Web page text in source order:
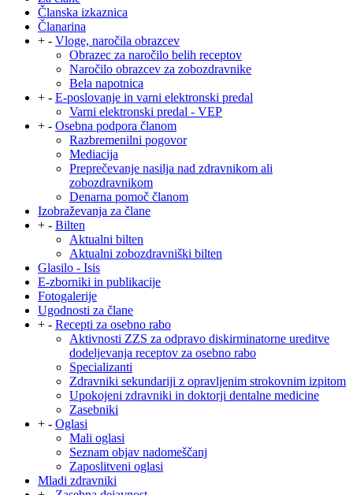
Članska izkaznica
Članarina
+ - Vloge, naročila obrazcev
Obrazec za naročilo belih receptov
Naročilo obrazcev za zobozdravnike
Bela napotnica
+ - E-poslovanje in varni elektronski predal
Varni elektronski predal - VEP
+ - Osebna podpora članom
Razbremenilni pogovor
Mediacija
Preprečevanje nasilja nad zdravnikom ali
zobozdravnikom
Denarna pomoč članom
Izobraževanja za člane
+ - Bilten
Aktualni bilten
Aktualni zobozdravniški bilten
Glasilo - Isis
E-zborniki in publikacije
Fotogalerije
Ugodnosti za člane
+ - Recepti za osebno rabo
Aktivnosti ZZS za odpravo diskirminatorne ureditve
dodeljevanja receptov za osebno rabo
Specializanti
Zdravniki sekundariji z opravljenim strokovnim izpitom
Upokojeni zdravniki in doktorji dentalne medicine
Zasebniki
+ - Oglasi
Mali oglasi
Seznam objav nadomeščanj
Zaposlitveni oglasi
Mladi zdravniki